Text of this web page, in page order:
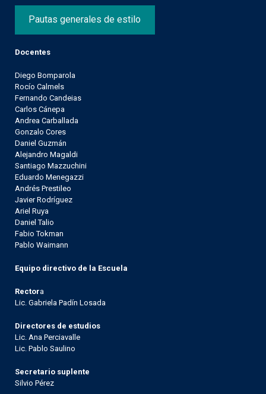
Pautas generales de estilo
Docentes
Diego Bomparola
Rocío Calmels
Fernando Candeias
Carlos Cánepa
Andrea Carballada
Gonzalo Cores
Daniel Guzmán
Alejandro Magaldi
Santiago Mazzuchini
Eduardo Menegazzi
Andrés Prestileo
Javier Rodríguez
Ariel Ruya
Daniel Talio
Fabio Tokman
Pablo Waimann
Equipo directivo de la Escuela
Rectora
Lic. Gabriela Padín Losada
Directores de estudios
Lic. Ana Perciavalle
Lic. Pablo Saulino
Secretario suplente
Silvio Pérez